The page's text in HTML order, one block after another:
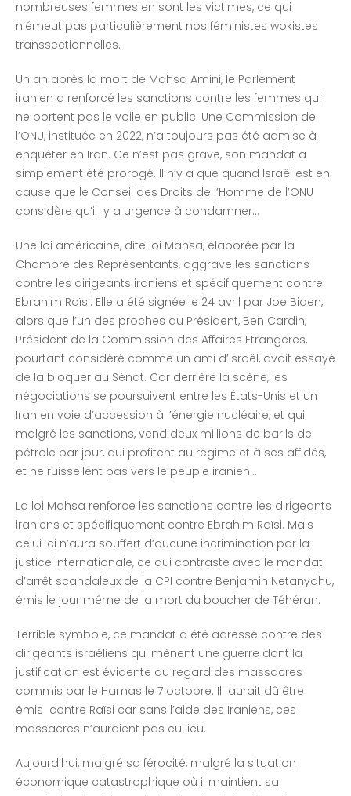
nombreuses femmes en sont les victimes, ce qui
n’émeut pas particulièrement nos féministes wokistes
transsectionnelles.
Un an après la mort de Mahsa Amini, le Parlement
iranien a renforcé les sanctions contre les femmes qui
ne portent pas le voile en public. Une Commission de
l’ONU, instituée en 2022, n’a toujours pas été admise à
enquêter en Iran. Ce n’est pas grave, son mandat a
simplement été prorogé. Il n’y a que quand Israël est en
cause que le Conseil des Droits de l’Homme de l’ONU
considère qu’il y a urgence à condamner…
Une loi américaine, dite loi Mahsa, élaborée par la
Chambre des Représentants, aggrave les sanctions
contre les dirigeants iraniens et spécifiquement contre
Ebrahim Raïsi. Elle a été signée le 24 avril par Joe Biden,
alors que l’un des proches du Président, Ben Cardin,
Président de la Commission des Affaires Etrangères,
pourtant considéré comme un ami d’Israël, avait essayé
de la bloquer au Sénat. Car derrière la scène, les
négociations se poursuivent entre les États-Unis et un
Iran en voie d’accession à l’énergie nucléaire, et qui
malgré les sanctions, vend deux millions de barils de
pétrole par jour, qui profitent au régime et à ses affidés,
et ne ruissellent pas vers le peuple iranien…
La loi Mahsa renforce les sanctions contre les dirigeants
iraniens et spécifiquement contre Ebrahim Raïsi. Mais
celui-ci n’aura souffert d’aucune incrimination par la
justice internationale, ce qui contraste avec le mandat
d’arrêt scandaleux de la CPI contre Benjamin Netanyahu,
émis le jour même de la mort du boucher de Téhéran.
Terrible symbole, ce mandat a été adressé contre des
dirigeants israéliens qui mènent une guerre dont la
justification est évidente au regard des massacres
commis par le Hamas le 7 octobre. Il aurait dû être
émis contre Raïsi car sans l’aide des Iraniens, ces
massacres n’auraient pas eu lieu.
Aujourd’hui, malgré sa férocité, malgré la situation
économique catastrophique où il maintient sa